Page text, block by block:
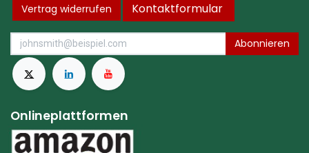
Vertrag widerrufen Kontaktformular
Abonnieren
Onlineplattformen